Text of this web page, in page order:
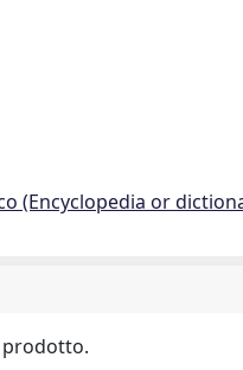
(Encyclopedia or
prodotto.